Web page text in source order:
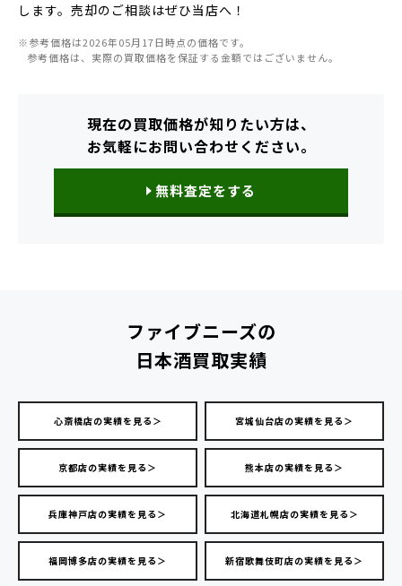
します。売却のご相談はぜひ当店へ！
※参考価格は2026年05月17日時点の価格です。
参考価格は、実際の買取価格を保証する金額ではございません。
現在の買取価格が知りたい方は、
お気軽にお問い合わせください。
無料査定をする
ファイブニーズの
日本酒買取実績
心斎橋店の実績を見る＞ 宮城仙台店の実績を見る＞
京都店の実績を見る＞ 熊本店の実績を見る＞
兵庫神戸店の実績を見る＞ 北海道札幌店の実績を見る＞
福岡博多店の実績を見る＞ 新宿歌舞伎町店の実績を見る＞